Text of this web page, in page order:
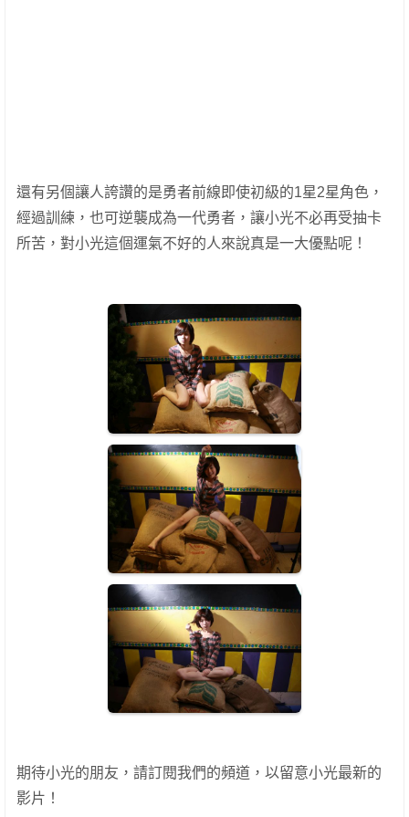
還有另個讓人誇讚的是勇者前線即使初級的1星2星角色，
經過訓練，也可逆襲成為一代勇者，讓小光不必再受抽卡
所苦，對小光這個運氣不好的人來說真是一大優點呢！
期待小光的朋友，請訂閱我們的頻道，以留意小光最新的
影片！